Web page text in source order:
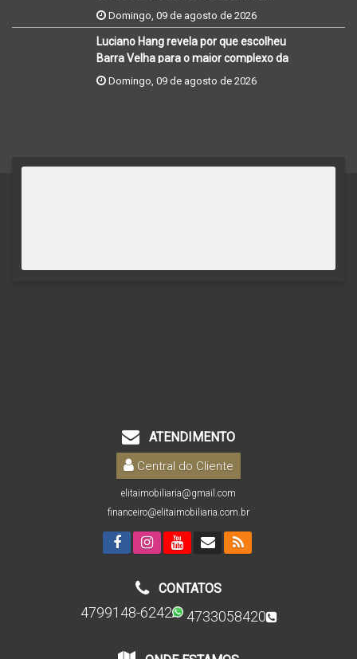
novo eixo de luxo no litoral
Domingo, 09 de agosto de 2026
Luciano Hang revela por que escolheu
Barra Velha para o maior complexo da
Havan no Brasil
Domingo, 09 de agosto de 2026
ATENDIMENTO
Central do Cliente
elitaimobiliaria@gmail.com
financeiro@elitaimobiliaria.com.br
CONTATOS
4799148-6242 4733058420